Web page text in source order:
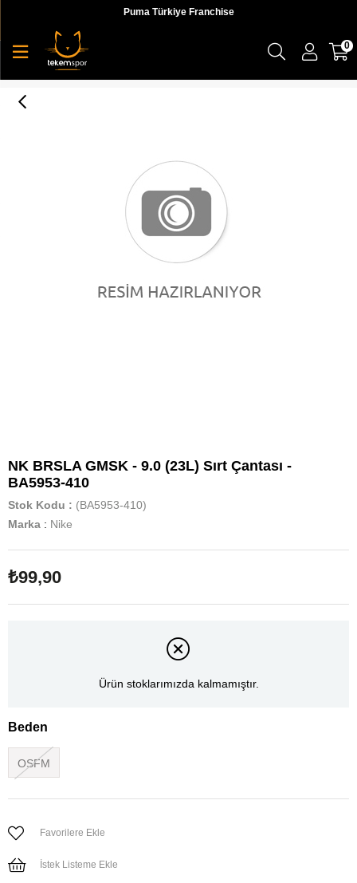
Puma Türkiye Franchise
0
NK BRSLA GMSK - 9.0 (23L) Sırt Çantası -
BA5953-410
Stok Kodu
(BA5953-410)
Marka : Nike
₺99,90
Ürün stoklarımızda kalmamıştır.
Beden
OSFM
Favorilere Ekle
İstek Listeme Ekle